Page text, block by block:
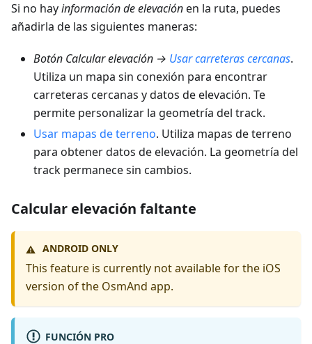
Si no hayinformación de elevaciónen la ruta, puedes
añadirla de las siguientes maneras:
Botón Calcular elevación → Usar carreteras cercanas.
Utiliza un mapa sin conexión para encontrar
carreteras cercanas y datos de elevación. Te
permite personalizar la geometría del track.
Usar mapas de terreno. Utiliza mapas de terreno
para obtener datos de elevación. La geometría del
track permanece sin cambios.
Calcular elevación faltante
⚠️ ANDROID ONLY
This feature is currently not available for the iOS
version of the OsmAnd app.
FUNCIÓN PRO